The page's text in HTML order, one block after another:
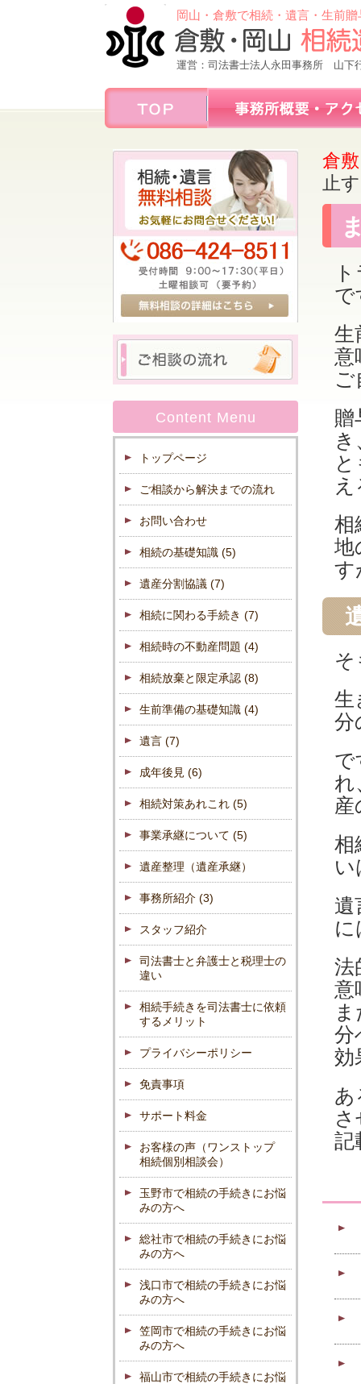
岡山・倉敷で相続・遺言・生前
運営：司法書士法人永田事務所 山下
倉
止
で
生
意
贈
相
地
す
そ
生
分
で
れ
産
相
い
遺
に
法
意
分
効
あ
記
Content Menu
トップページ
ご相談から解決までの流れ
お問い合わせ
相続の基礎知識 (5)
遺産分割協議 (7)
相続に関わる手続き (7)
相続時の不動産問題 (4)
相続放棄と限定承認 (8)
生前準備の基礎知識 (4)
遺言 (7)
成年後見 (6)
相続対策あれこれ (5)
事業承継について (5)
遺産整理（遺産承継）
事務所紹介 (3)
スタッフ紹介
司法書士と弁護士と税理士の
違い
相続手続きを司法書士に依頼
するメリット
プライバシーポリシー
免責事項
サポート料金
お客様の声（ワンストップ
相続個別相談会）
玉野市で相続の手続きにお悩
みの方へ
総社市で相続の手続きにお悩
みの方へ
浅口市で相続の手続きにお悩
みの方へ
笠岡市で相続の手続きにお悩
みの方へ
福山市で相続の手続きにお悩